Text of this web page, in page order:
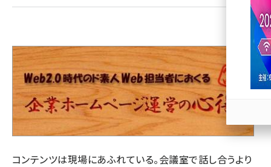
llmo (1163)
コンテンツは現場にあふれている。会議室で話し合うより